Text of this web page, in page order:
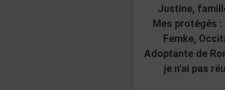
Justine,
Mes protégés :
Femke,
Adoptante de
je n'ai pas